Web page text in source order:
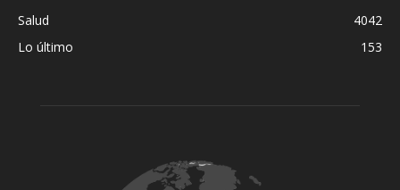
Salud
4042
Lo último
153